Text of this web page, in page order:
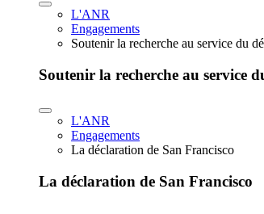
L'ANR
Engagements
Soutenir la recherche au service du
Soutenir la recherche au service
L'ANR
Engagements
La déclaration de San Francisco
La déclaration de San Francisco